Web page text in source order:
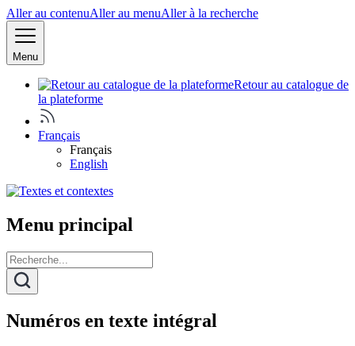
Aller au contenuAller au menuAller à la recherche
Menu
Retour au catalogue de
la plateforme
Français
Français
English
Menu principal
Numéros en texte intégral